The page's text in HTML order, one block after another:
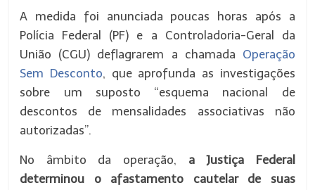
A medida foi anunciada poucas horas após a
Polícia Federal (PF) e a Controladoria-Geral da
União (CGU) deflagrarem a chamada Operação
Sem Desconto, que aprofunda as investigações
sobre um suposto “esquema nacional de
descontos de mensalidades associativas não
autorizadas”.
No âmbito da operação, a Justiça Federal
determinou o afastamento cautelar de suas